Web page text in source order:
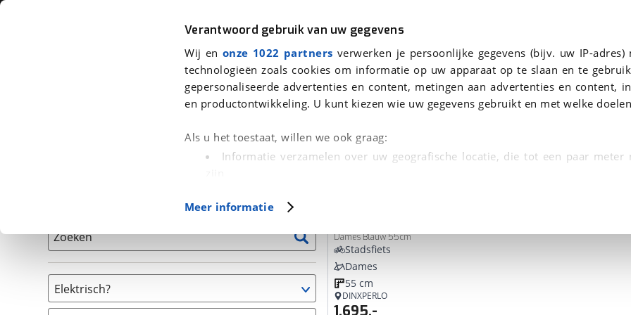
Verantwoord gebruik van uw gegevens
Wij en onze 1022 partners verwerken je persoonlijke gegevens (bijv. uw IP-adres)
technologieën zoals cookies om informatie op uw apparaat op te slaan en te
gepersonaliseerde advertenties en content, metingen aan advertenties en content,
en productontwikkeling. U kunt kiezen wie uw gegevens gebruikt en met welke
Als u het toestaat, willen we ook graag:
Informatie verzamelen over uw geografische locatie, die tot een paar meter
(fingerprinting)
in. U kunt uw toestemming op elk moment wijzigen of
Cookieverklaring.
Met cookies en vergelijkbare technieken zorgen we voor een betere en meer
Functionele cookies zorgen ervoor dat de website goed werkt. Ook gebruiken we
Meer informatie
Auto Fiets Motor
We hebben 1 fiets voor je gevonden
Zoeken
Elektrisch?
Ja, E-bike (1)
Dames Blauw 55cm
Stadsfiets
Dames
55 cm
DINXPERLO
1.695,-